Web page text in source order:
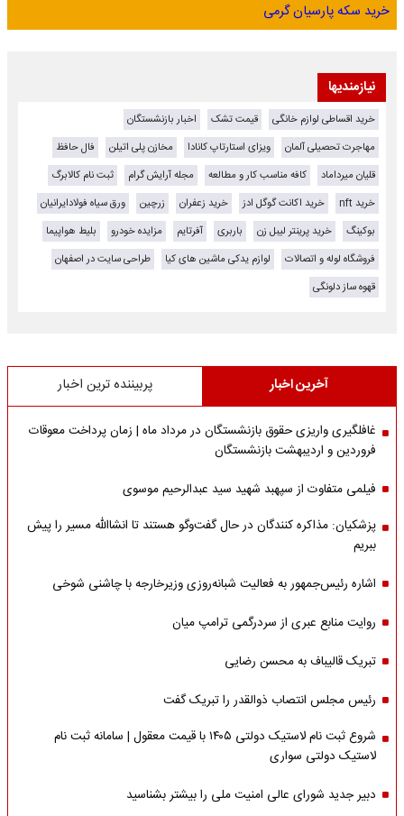
خرید سکه پارسیان گرمی
نیازمندیها
خرید اقساطی لوازم خانگی قیمت تشک
اخبار بازنشستگان
مهاجرت تحصیلی آلمان
ویزای استارتاپ کانادا مخازن پلی اتیلن
فال حافظ
قلیان میرداماد
کافه مناسب کار و مطالعه مجله آرایش گرام
ثبت نام کالابرگ
خرید nft
خرید اکانت گوگل ادز خرید زعفران زرچین
ورق سیاه فولادایرانیان
بوکینگ
خرید پرینتر لیبل زن باربری آفرتایم مزایده خودرو
بلیط هواپیما
فروشگاه لوله و اتصالات
لوازم یدکی ماشین های کیا
طراحی سایت در اصفهان
قهوه ساز دلونگی
آخرین اخبار پربیننده ترین اخبار
غافلگیری واریزی حقوق بازنشستگان در مرداد ماه | زمان پرداخت معوقات
فروردین و اردیبهشت بازنشستگان
فیلمی متفاوت از سپهبد شهید سید عبدالرحیم موسوی
پزشکیان: مذاکره کنندگان در حال گفت‌وگو هستند تا انشاالله مسیر را پیش
ببریم
اشاره‌ رئیس‌جمهور به فعالیت شبانه‌روزی وزیر‌خارجه با چاشنی شوخی
روایت منابع عبری از سردرگمی ترامپ میان
تبریک قالیباف به محسن رضایی
رئیس مجلس انتصاب ذوالقدر را تبریک گفت
شروع ثبت نام لاستیک دولتی ۱۴۰۵ با قیمت معقول | سامانه ثبت نام
لاستیک دولتی سواری
دبیر جدید شورای عالی امنیت ملی را بیشتر بشناسید